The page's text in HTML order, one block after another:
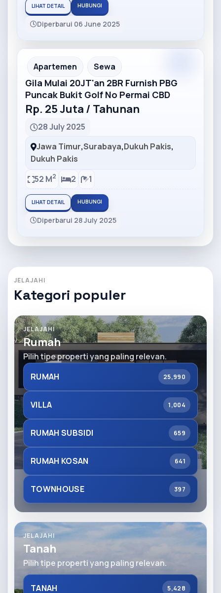
LIHAT DETAIL HUBUNGI
Diperbarui 06 June 2025
Partner Ad
Apartemen Sewa
Gila Mulai 20JT'an 2BR Furnish PBG
Puncak Bukit Golf No Permai CBD
Rp. 25 Juta / Tahunan
28 July 2025
Jawa Timur,Surabaya,Dukuh Pakis,
Dukuh Pakis
52 M2 2 1
LIHAT DETAIL HUBUNGI
Diperbarui 28 July 2025
JELAJAHI
Kategori populer
JELAJAHI
Rumah
Pilih tipe properti yang paling relevan.
RUMAH
25,990
VILLA 1,004
RUMAH SUBSIDI 659
RUMAH KOSAN 641
TOWNHOUSE 397
JELAJAHI
Tanah
Pilih tipe properti yang paling relevan.
TANAH 5,428